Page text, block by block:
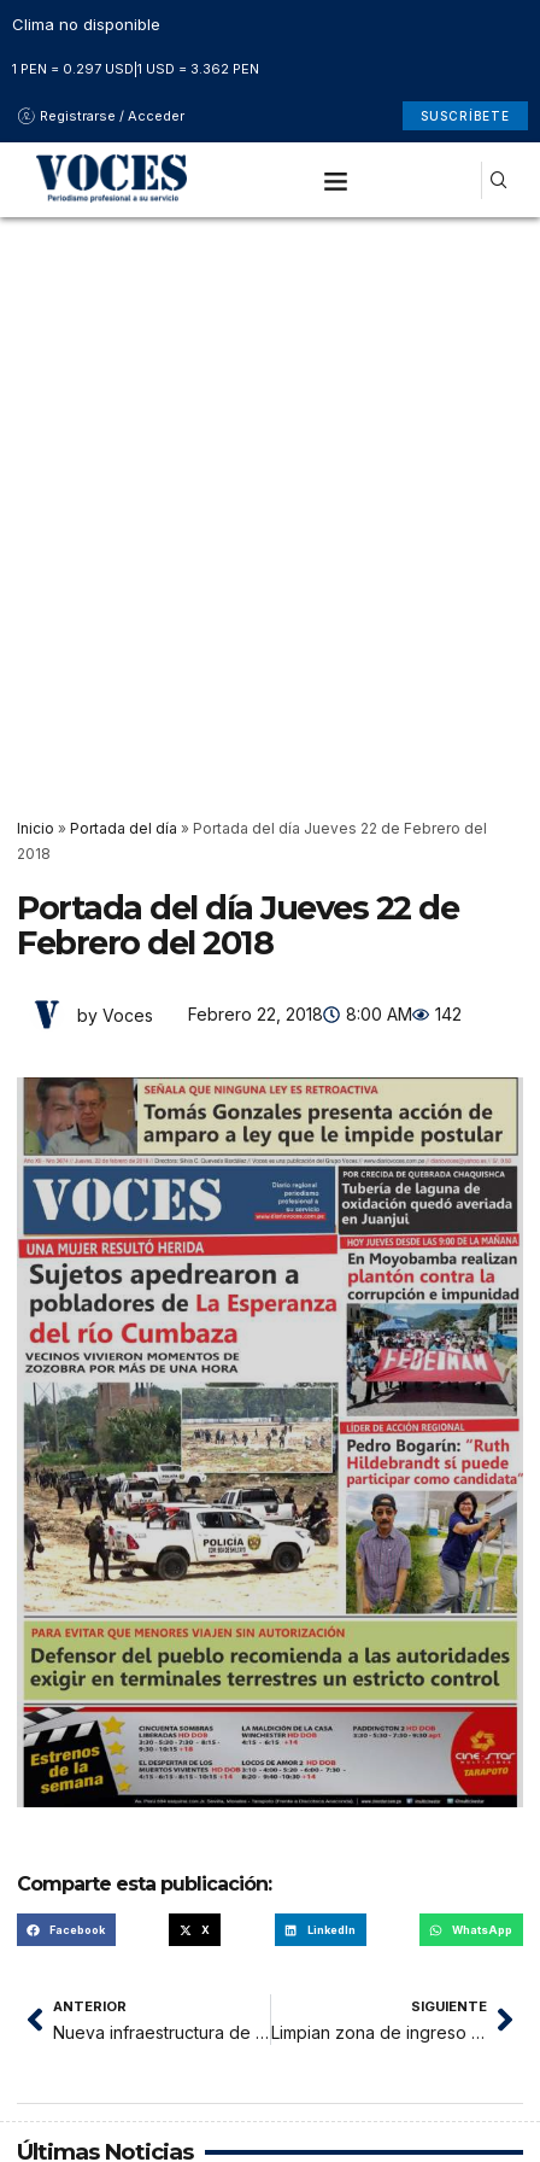
Clima no disponible
1 PEN = 0.297 USD 1 USD = 3.362 PEN
Registrarse / Acceder SUSCRÍBETE
Inicio » Portada del día » Portada del día Jueves 22 de Febrero del
2018
Portada del día Jueves 22 de
Febrero del 2018
by Voces Febrero 22, 2018 8:00 AM 142
Comparte esta publicación:
Facebook X LinkedIn WhatsApp
ANTERIOR
Nueva infraestructura de Jiménez Pimentel lista para recibir a alumnos
SIGUIENTE
Limpian zona de ingreso a Moyobamba
Últimas Noticias